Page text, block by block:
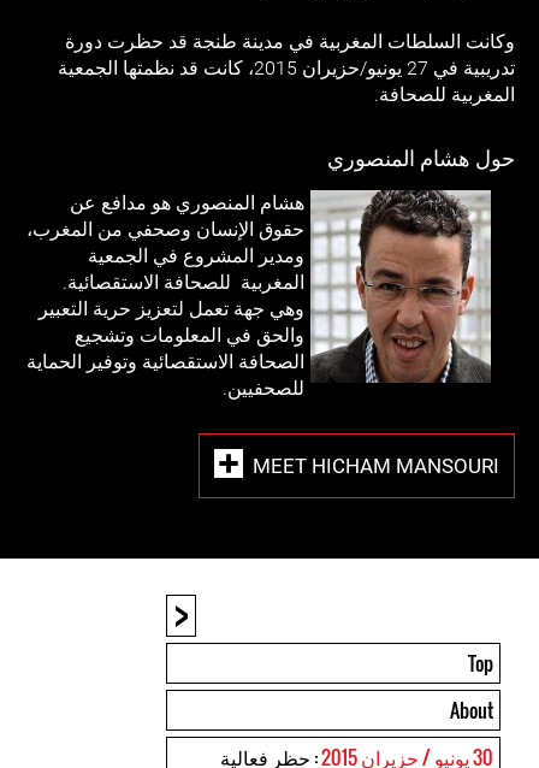
وكانت السلطات المغربية في مدينة طنجة قد حظرت دورة
تدريبية في 27 يونيو/حزيران 2015، كانت قد نظمتها الجمعية
المغربية للصحافة.
حول هشام المنصوري
هشام المنصوري هو مدافع عن
حقوق الإنسان وصحفي من المغرب،
ومدير المشروع في الجمعية
المغربية للصحافة الاستقصائية.
وهي جهة تعمل لتعزيز حرية التعبير
والحق في المعلومات وتشجيع
الصحافة الاستقصائية وتوفير الحماية
للصحفيين.
MEET HICHAM MANSOURI
<
Top
About
30 يونيو / حزيران 2015
: حظر فعالية